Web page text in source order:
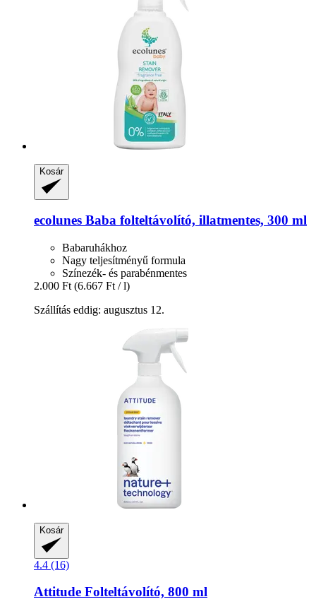
Kosár
ecolunes Baba folteltávolító, illatmentes, 300 ml
Babaruhákhoz
Nagy teljesítményű formula
Színezék- és parabénmentes
2.000 Ft (6.667 Ft / l)
Szállítás eddig: augusztus 12.
Kosár
4.4 (16)
Attitude Folteltávolító, 800 ml